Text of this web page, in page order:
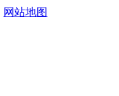
网站地图